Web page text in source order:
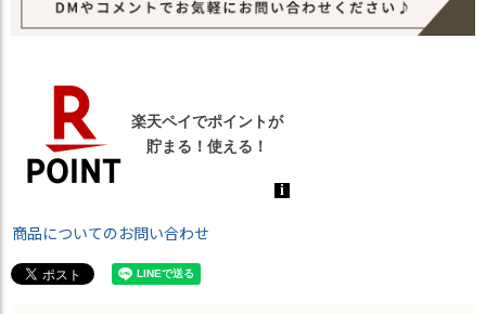
商品についてのお問い合わせ